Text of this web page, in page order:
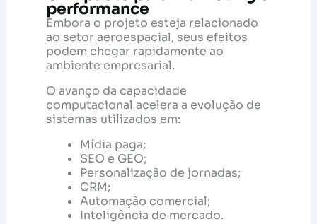
performance
Embora o projeto esteja relacionado
ao setor aeroespacial, seus efeitos
podem chegar rapidamente ao
ambiente empresarial.
O avanço da capacidade
computacional acelera a evolução de
sistemas utilizados em:
Mídia paga;
SEO e GEO;
Personalização de jornadas;
CRM;
Automação comercial;
Inteligência de mercado.